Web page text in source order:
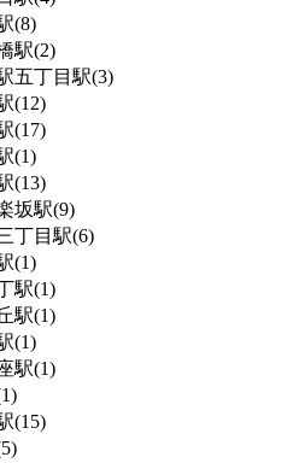
(8)
駅(2)
五丁目駅(3)
(12)
(17)
(1)
(13)
坂駅(9)
丁目駅(6)
(1)
駅(1)
駅(1)
(1)
駅(1)
(15)